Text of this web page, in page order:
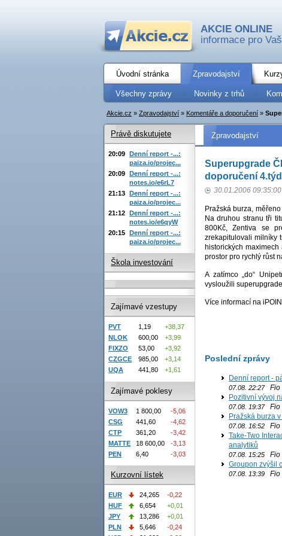
AKCIE ONLINE
informace pro
Úvodní stránka Zpravodajství
Všechny zprávy Novinky z trhů
Akcie.cz » Zpravodajství » Komentáře a doporučení »
Zpravodajství
Superupgrade
doporučení
30.01.2006 09:35:00
Pražská burza,
Na druhou stranu tři
800Kč, Zentiva se
zrekapitulovali milníky
historických
prostor pro rychlý růst
A zatímco „do“
vysloužili
Více informací na
Poslední zprávy
Denní report -
07.08. 22:27Fio
Pozitivní vývoj
07.08. 19:37Fio
Pražská burza
07.08. 16:52 Fio
Take-Two
analytiků
07.08. 15:25 Fio
Groupon zvýšil
07.08. 13:39 Fio
Právě diskutujete
20:09 Denní report -...:
paiza.io/projec...
20:09 Denní report -...:
notes.io/e6rL7
21:13 Denní report -...:
paiza.io/projec...
21:12 Denní report -...:
notes.io/e6qyW
20:15 Denní report -...:
paiza.io/projec...
Škola investování
Zajímavé vzestupy
PVT 1,19
+38,37
NLOK
600,00
+3,99
FIXZO
53,00
+3,92
CZGCE
985,00
+3,14
UQA
441,80 +1,61
Zajímavé poklesy
VOW3 1 800,00
-5,06
CSG
441,60
-4,62
CTP
361,20
-3,42
MATTE
18 600,00
-3,13
PEN
6,40 -3,03
Kurzovní lístek
EUR 24,265
-0,22
HUF
6,654
+0,01
JPY
13,286
+0,01
PLN
5,646
-0,24